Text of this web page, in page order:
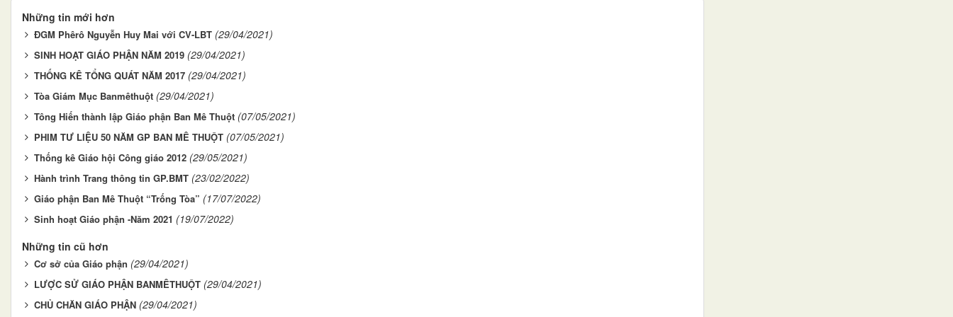
Những tin mới hơn
ĐGM Phêrô Nguyễn Huy Mai với CV-LBT (29/04/2021)
SINH HOẠT GIÁO PHẬN NĂM 2019 (29/04/2021)
THỐNG KÊ TỔNG QUÁT NĂM 2017 (29/04/2021)
Tòa Giám Mục Banmêthuột (29/04/2021)
Tông Hiến thành lập Giáo phận Ban Mê Thuột (07/05/2021)
PHIM TƯ LIỆU 50 NĂM GP BAN MÊ THUỘT (07/05/2021)
Thống kê Giáo hội Công giáo 2012 (29/05/2021)
Hành trình Trang thông tin GP.BMT (23/02/2022)
Giáo phận Ban Mê Thuột “Trống Tòa” (17/07/2022)
Sinh hoạt Giáo phận -Năm 2021 (19/07/2022)
Những tin cũ hơn
Cơ sở của Giáo phận (29/04/2021)
LƯỢC SỬ GIÁO PHẬN BANMÊTHUỘT (29/04/2021)
CHỦ CHĂN GIÁO PHẬN (29/04/2021)